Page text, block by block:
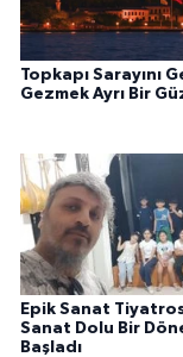
Topkapı Sarayını
Gezmek Ayrı Bir
Epik Sanat
Sanat Dolu Bir
Başladı